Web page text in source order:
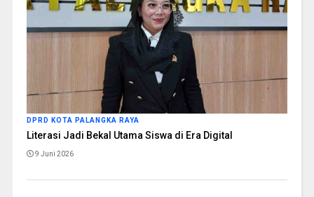
DPRD KOTA PALANGKA RAYA
Literasi Jadi Bekal Utama Siswa di Era Digital
9 Juni 2026